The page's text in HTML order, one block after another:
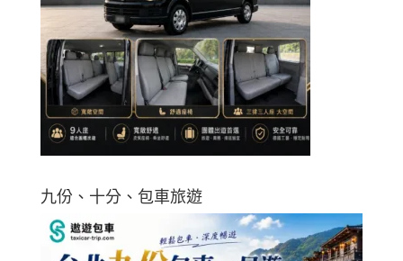
九份、十分、包車旅遊